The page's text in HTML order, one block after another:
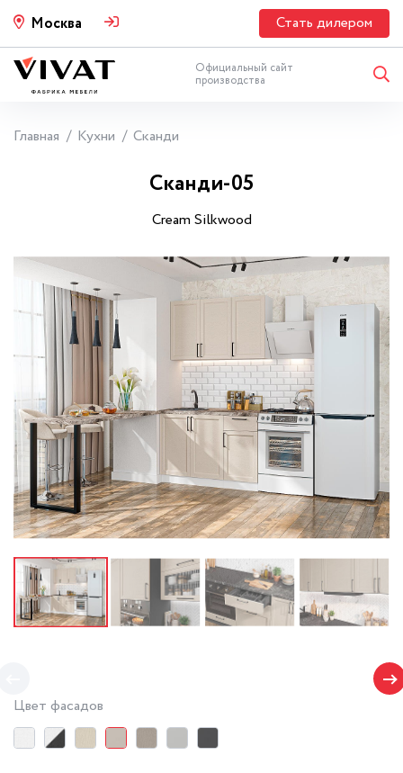
Москва Стать дилером
Официальный сайт
производства
Главная Кухни Сканди
Сканди-05
Cream Silkwood
Цвет фасадов